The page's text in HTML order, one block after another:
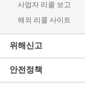
사업자 리콜 보고
해외 리콜 사이트
위해신고
안전정책